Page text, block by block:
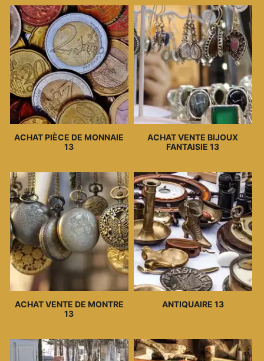
ACHAT PIÈCE DE MONNAIE
13
ACHAT VENTE BIJOUX
FANTAISIE 13
ACHAT VENTE DE MONTRE
13
ANTIQUAIRE 13